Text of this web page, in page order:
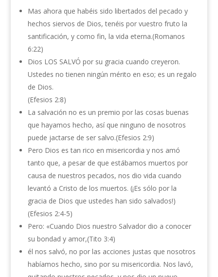
Mas ahora que habéis sido libertados del pecado y
hechos siervos de Dios, tenéis por vuestro fruto la
santificación, y como fin, la vida eterna.(Romanos
6:22)
Dios LOS SALVÓ por su gracia cuando creyeron.
Ustedes no tienen ningún mérito en eso; es un regalo
de Dios.
(Efesios 2:8)
La salvación no es un premio por las cosas buenas
que hayamos hecho, así que ninguno de nosotros
puede jactarse de ser salvo.(Efesios 2:9)
Pero Dios es tan rico en misericordia y nos amó
tanto que, a pesar de que estábamos muertos por
causa de nuestros pecados, nos dio vida cuando
levantó a Cristo de los muertos. (¡Es sólo por la
gracia de Dios que ustedes han sido salvados!)
(Efesios 2:4-5)
Pero: «Cuando Dios nuestro Salvador dio a conocer
su bondad y amor,(Tito 3:4)
él nos salvó, no por las acciones justas que nosotros
habíamos hecho, sino por su misericordia. Nos lavó,